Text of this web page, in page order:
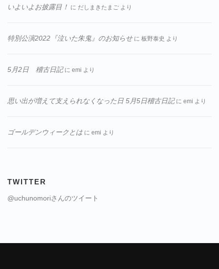
いよいよお披露目！ に だしまきたまご より
特別公演2022『泣いた朱鬼』のお知らせに 板野泰史 より
5月2日 稽古日記に emi より
思い出が増えて支えられなくなった日 5月5日稽古日記に emi より
ゴールデンウィークとはに emi より
TWITTER
@uchunomoriさんのツイート